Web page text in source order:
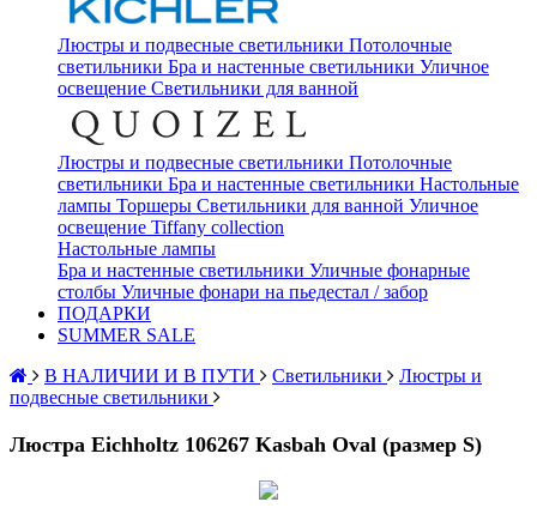
Люстры и подвесные светильники Потолочные
светильники Бра и настенные светильники Уличное
освещение Светильники для ванной
Люстры и подвесные светильники Потолочные
светильники Бра и настенные светильники Настольные
лампы Торшеры Светильники для ванной Уличное
освещение Tiffany collection
Настольные лампы
Бра и настенные светильники Уличные фонарные
столбы Уличные фонари на пьедестал / забор
ПОДАРКИ
SUMMER SALE
В НАЛИЧИИ И В ПУТИ
Светильники
Люстры и
подвесные светильники
Люстра Eichholtz 106267 Kasbah Oval (размер S)